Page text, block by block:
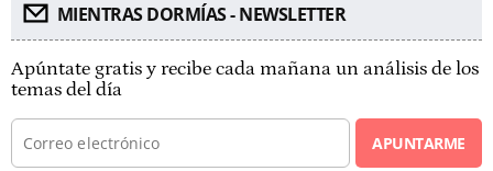
MIENTRAS DORMÍAS - NEWSLETTER
Apúntate gratis y recibe cada mañana un análisis de los
temas del día
APUNTARME